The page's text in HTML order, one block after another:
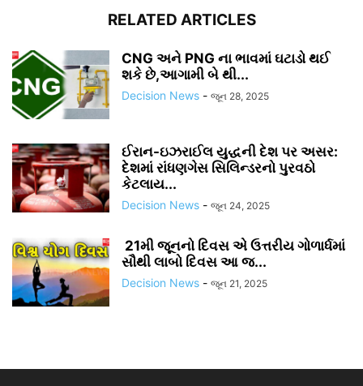
RELATED ARTICLES
CNG અને PNG ના ભાવમાં ઘટાડો થઈ
શકે છે,આગામી બે થી...
Decision News - જૂન 28, 2025
ઈરાન-ઇઝરાઈલ યુદ્ધની દેશ પર અસર:
દેશમાં રાંધણગેસ સિલિન્ડરનો પુરવઠો
કેટલાય...
Decision News - જૂન 24, 2025
21મી જૂનનો દિવસ એ ઉત્તરીય ગોળાર્ધમાં
સૌથી લાબો દિવસ આ જ...
Decision News - જૂન 21, 2025